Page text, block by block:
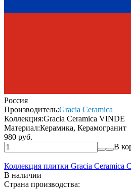
Россия
Производитель:Gracia Ceramica
Коллекция:Gracia Ceramica VINDE
Материал:Керамика, Керамогранит
980 руб.
В
Коллекция плитки Gracia Ceramica
В наличии
Страна производства: